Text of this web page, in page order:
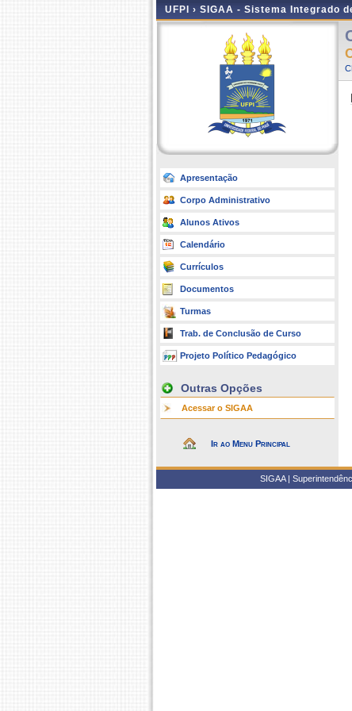
UFPI › SIGAA - Sistema Integrado
Apresentação
Corpo Administrativo
Alunos Ativos
Calendário
Currículos
Documentos
Turmas
Trab. de Conclusão de Curso
Projeto Político Pedagógico
Outras Opções
Acessar o SIGAA
Ir ao Menu Principal
SIGAA |